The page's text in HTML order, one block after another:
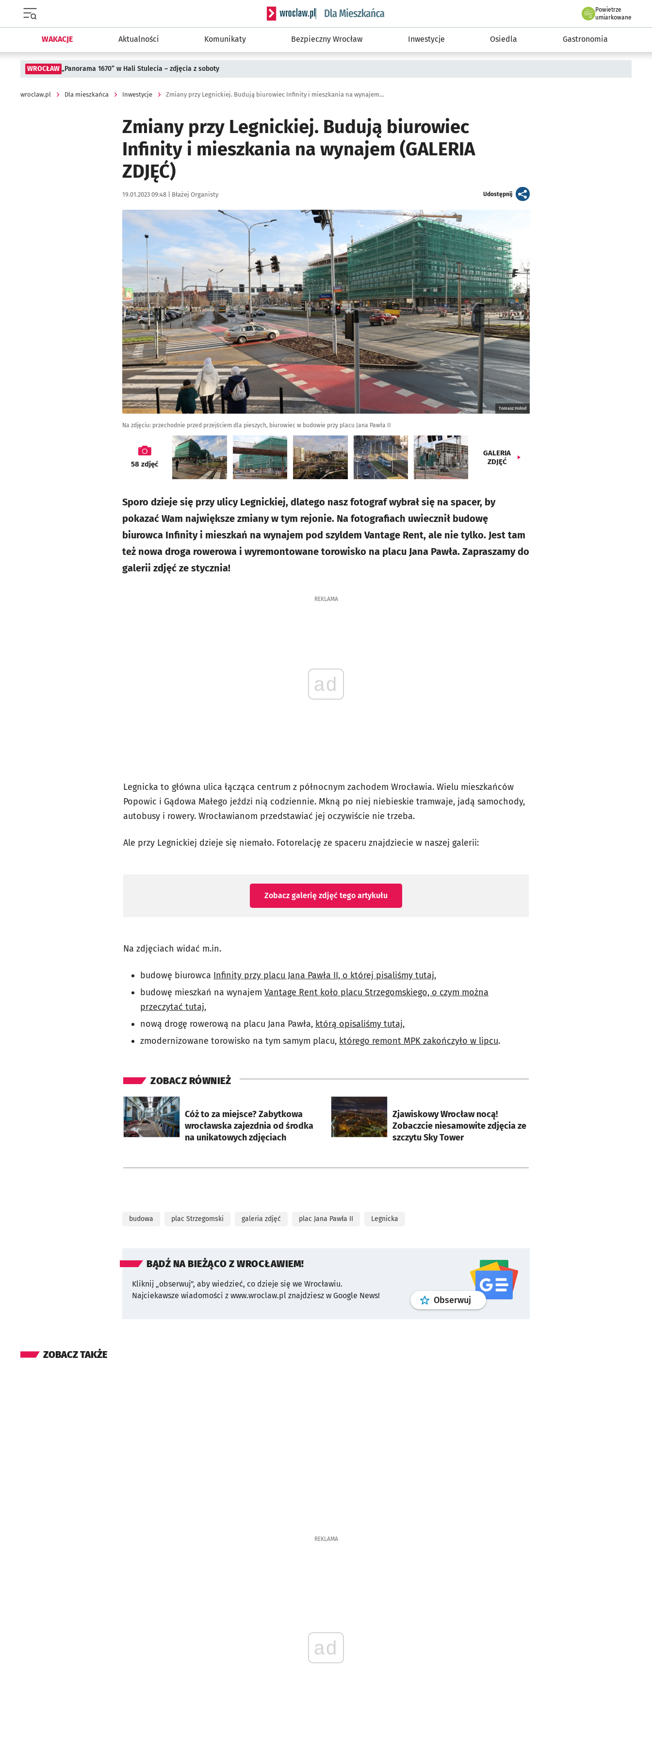
Serwis informacyjny wroclaw.pl podserwis: Dla mieszkańca
Powietrze
we Wrocławiu
umiarkowane
WAKACJE Aktualności Komunikaty Bezpieczny Wrocław Inwestycje Osiedla Gastronomia
WROCŁAW „Panorama 1670” w Hali Stulecia – zdjęcia z soboty
wroclaw.pl Dla mieszkańca Inwestycje Zmiany przy Legnickiej. Budują biurowiec Infinity i mieszkania na wynajem (GALERIA ZDJĘĆ)
Zmiany przy Legnickiej. Budują biurowiec
Infinity i mieszkania na wynajem (GALERIA
ZDJĘĆ)
Data publikacji:
19.01.2023 09:48 | Autor:
Błażej Organisty Udostępnijartykuł
Kliknij, aby zobaczyć galerię
Tomasz Hołod
Na zdjęciu: przechodnie przed przejściem dla pieszych, biurowiec w budowie przy placu Jana Pawła II
galeria
58zdjęć
GALERIA
ZDJĘĆ
Sporo dzieje się przy ulicy Legnickiej, dlatego nasz fotograf wybrał się na spacer, by
pokazać Wam największe zmiany w tym rejonie. Na fotografiach uwiecznił budowę
biurowca Infinity i mieszkań na wynajem pod szyldem Vantage Rent, ale nie tylko. Jest tam
też nowa droga rowerowa i wyremontowane torowisko na placu Jana Pawła. Zapraszamy do
galerii zdjęć ze stycznia!
REKLAMA
ad
Legnicka to główna ulica łącząca centrum z północnym zachodem Wrocławia. Wielu mieszkańców
Popowic i Gądowa Małego jeździ nią codziennie. Mkną po niej niebieskie tramwaje, jadą samochody,
autobusy i rowery. Wrocławianom przedstawiać jej oczywiście nie trzeba.
Ale przy Legnickiej dzieje się niemało. Fotorelację ze spaceru znajdziecie w naszej galerii:
Zobacz galerię zdjęć tego artykułu
Na zdjęciach widać m.in.
budowę biurowca Infinity przy placu Jana Pawła II, o której pisaliśmy tutaj,
budowę mieszkań na wynajem Vantage Rent koło placu Strzegomskiego, o czym można
przeczytać tutaj,
nową drogę rowerową na placu Jana Pawła, którą opisaliśmy tutaj,
zmodernizowane torowisko na tym samym placu, którego remont MPK zakończyło w lipcu.
ZOBACZ RÓWNIEŻ
Cóż to za miejsce? Zabytkowa
wrocławska zajezdnia od środka
na unikatowych zdjęciach
otworzy się w nowej karcie
Zjawiskowy Wrocław nocą!
Zobaczcie niesamowite zdjęcia ze
szczytu Sky Tower
otworzy się w nowej karcie
budowa plac Strzegomski galeria zdjęć plac Jana Pawła II Legnicka
BĄDŹ NA BIEŻĄCO Z WROCŁAWIEM!
Kliknij „obserwuj”, aby wiedzieć, co dzieje się we Wrocławiu.
Najciekawsze wiadomości z www.wroclaw.pl znajdziesz w Google News!
Obserwuj profilgoogle news
ZOBACZ TAKŻE
REKLAMA
ad